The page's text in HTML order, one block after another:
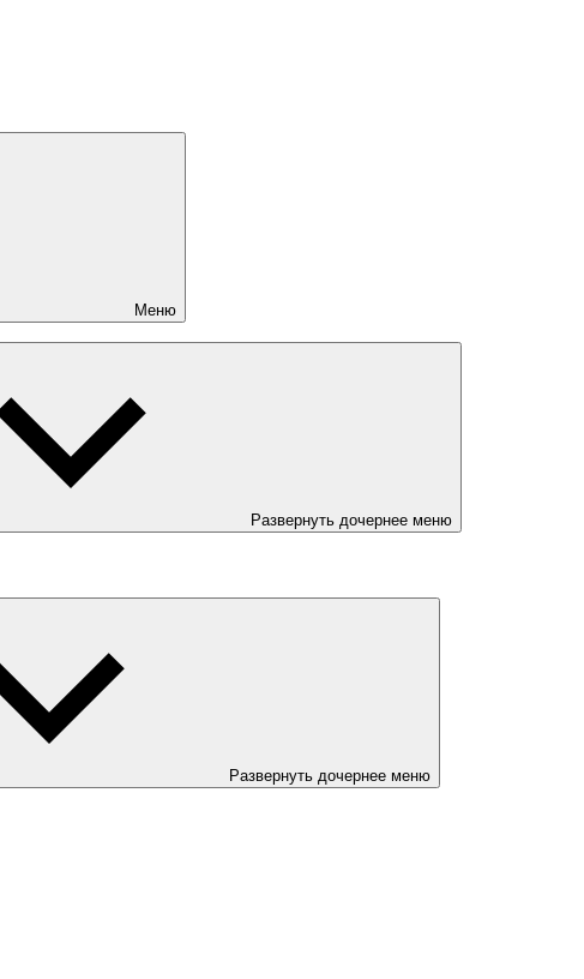
Меню
Развернуть дочернее меню
Развернуть дочернее меню